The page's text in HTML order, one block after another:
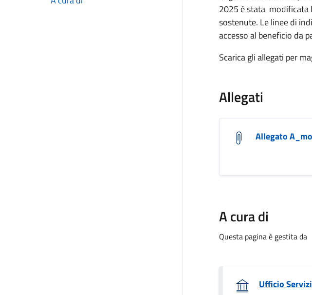
2025 è stata modificata
sostenute. Le linee di
accesso al beneficio da
Scarica gli allegati per
Allegati
Allegato
A cura di
Questa pagina è gestita da
Ufficio